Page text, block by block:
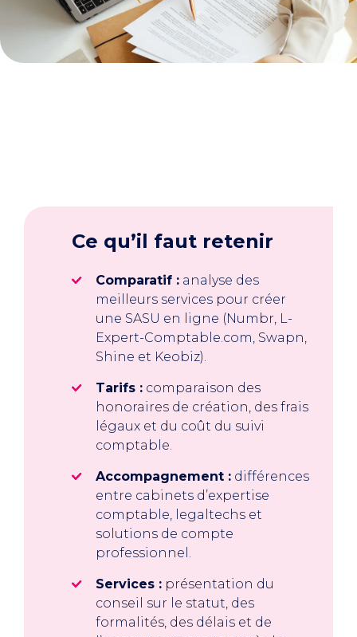
Ce qu’il faut retenir
Comparatif : analyse des
meilleurs services pour créer
une SASU en ligne (Numbr, L-
Expert-Comptable.com, Swapn,
Shine et Keobiz).
Tarifs : comparaison des
honoraires de création, des frais
légaux et du coût du suivi
comptable.
Accompagnement : différences
entre cabinets d’expertise
comptable, legaltechs et
solutions de compte
professionnel.
Services : présentation du
conseil sur le statut, des
formalités, des délais et de